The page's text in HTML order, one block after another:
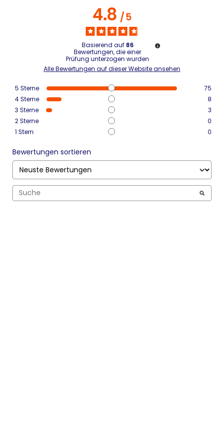
4.8/5
Basierend auf 86
Bewertungen, die einer
Prüfung unterzogen wurden
Alle Bewertungen auf dieser Website ansehen
5 Sterne
75
4Sterne
8
3 Sterne
3
2Sterne
0
1 Stern 0
Bewertungen sortieren